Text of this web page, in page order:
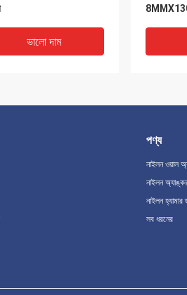
ভালো দাম
পিপি
ফিক্সিং
পণ্য
নাইলন ওয়াল
নাইলন
নাইলন
সব ধরনের